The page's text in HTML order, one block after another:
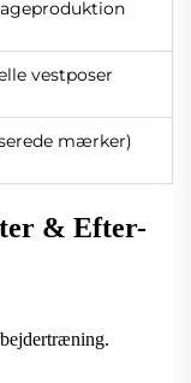
vestposer
mærker)
& Efter-